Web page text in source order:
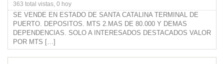
363 total vistas, 0 hoy
SE VENDE EN ESTADO DE SANTA CATALINA TERMINAL DE
PUERTO. DEPOSITOS. MTS 2.MAS DE 80.000 Y DEMAS
DEPENDENCIAS. SOLO A INTERESADOS DESTACADOS VALOR
POR MTS […]